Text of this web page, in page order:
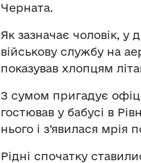
Черната.
Як зазначає чоловік, у
військову службу на
показував хлопцям
З сумом пригадує
гостював у бабусі в
нього і з’явилася мрія
Рідні спочатку